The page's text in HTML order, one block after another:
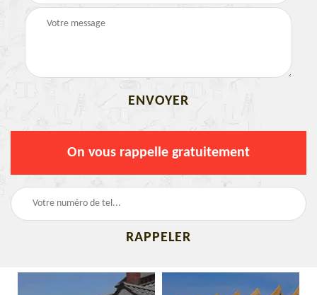
On vous rappelle gratuitement